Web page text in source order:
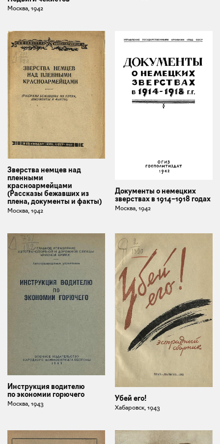
Москва, 1942
Зверства немцев над
пленными
красноармейцами
(Рассказы бежавших из
плена, документы и факты)
Москва, 1942
Документы о немецких
зверствах в 1914–1918 годах
Москва, 1942
Инструкция водителю
по экономии горючего
Москва, 1943
Убей его!
Хабаровск, 1943